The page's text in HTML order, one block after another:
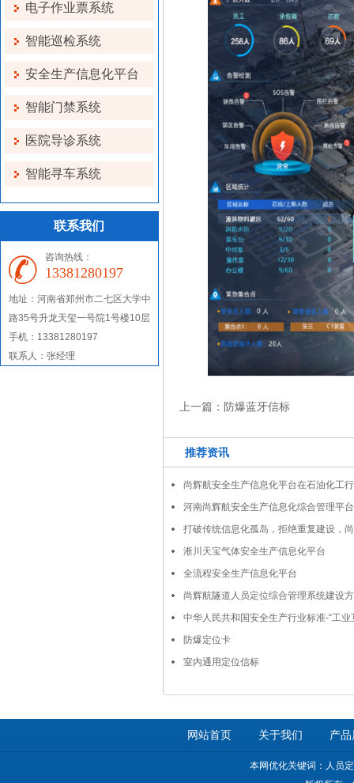
电子作业票系统
智能巡检系统
安全生产信息化平台
智能门禁系统
医院导诊系统
智能寻车系统
联系我们
咨询热线：
13381280197
地址：河南省郑州市二七区大学中
路35号升龙天玺一号院1号楼10层
手机：13381280197
联系人：张经理
上一篇： 防爆蓝牙信标
推荐资讯
尚辉航安全生产信息化平台在石油化工
河南尚辉航安全生产信息化综合管理平
打破传统信息化孤岛，拒绝重复建设，
平台助力金马能源企业安全生产
淅川天宝气体安全生产信息化平台
全流程安全生产信息化平台
尚辉航隧道人员定位综合管理系统建设
中华人民共和国安全生产行业标准-“工
规范 第2部分：特殊作业审批与作业过
防爆定位卡
室内通用定位信标
网站首页 关于我们 产
本网优化关键词：人员